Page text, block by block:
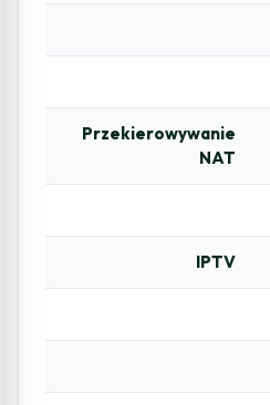
Przekierowywanie
NAT
IPTV